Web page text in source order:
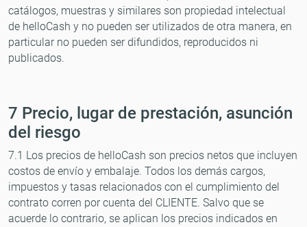
catálogos, muestras y similares son propiedad intelectual
de helloCash y no pueden ser utilizados de otra manera, en
particular no pueden ser difundidos, reproducidos ni
publicados.
7 Precio, lugar de prestación, asunción
del riesgo
7.1 Los precios de helloCash son precios netos que incluyen
costos de envío y embalaje. Todos los demás cargos,
impuestos y tasas relacionados con el cumplimiento del
contrato corren por cuenta del CLIENTE. Salvo que se
acuerde lo contrario, se aplican los precios indicados en